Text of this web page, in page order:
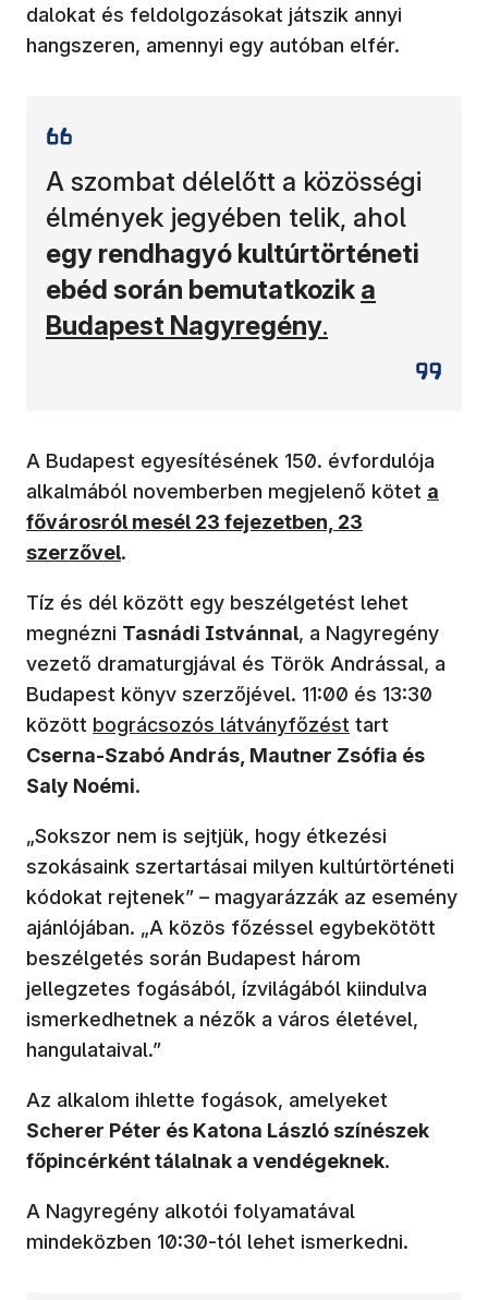
dalokat és feldolgozásokat játszik annyi
hangszeren, amennyi egy autóban elfér.
A szombat délelőtt a közösségi
élmények jegyében telik, ahol
egy rendhagyó kultúrtörténeti
ebéd során bemutatkozik (új
a
Budapest Nagyregény.
A Budapest egyesítésének 150. évfordulója
alkalmából novemberben megjelenő kötet (új
a
fővárosról mesél 23 fejezetben, 23
szerzővel.
Tíz és dél között egy beszélgetést lehet
megnézni Tasnádi Istvánnal, a Nagyregény
vezető dramaturgjával és Török Andrással, a
Budapest könyv szerzőjével. 11:00 és 13:30
között (új ablakban nyílik meg)
bográcsozós látványfőzést tart
Cserna-Szabó András, Mautner Zsófia és
Saly Noémi.
„Sokszor nem is sejtjük, hogy étkezési
szokásaink szertartásai milyen kultúrtörténeti
kódokat rejtenek” – magyarázzák az esemény
ajánlójában. „A közös főzéssel egybekötött
beszélgetés során Budapest három
jellegzetes fogásából, ízvilágából kiindulva
ismerkedhetnek a nézők a város életével,
hangulataival.”
Az alkalom ihlette fogások, amelyeket
Scherer Péter és Katona László színészek
főpincérként tálalnak a vendégeknek.
A Nagyregény alkotói folyamatával
mindeközben 10:30-tól lehet ismerkedni.